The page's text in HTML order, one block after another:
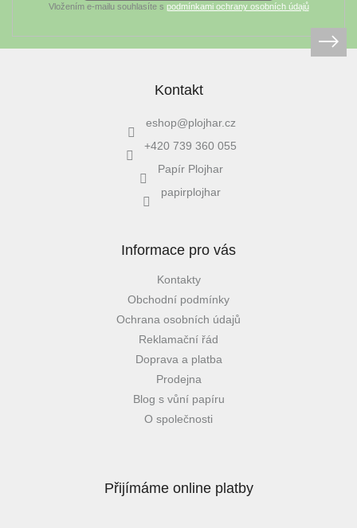
Vložením e-mailu souhlasíte s podmínkami ochrany osobních údajů
Kontakt
eshop@plojhar.cz
+420 739 360 055
Papír Plojhar
papirplojhar
Informace pro vás
Kontakty
Obchodní podmínky
Ochrana osobních údajů
Reklamační řád
Doprava a platba
Prodejna
Blog s vůní papíru
O společnosti
Přijímáme online platby